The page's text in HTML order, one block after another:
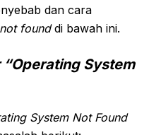
dan cara
founddi bawah ini.
“Operating System
System Not Found